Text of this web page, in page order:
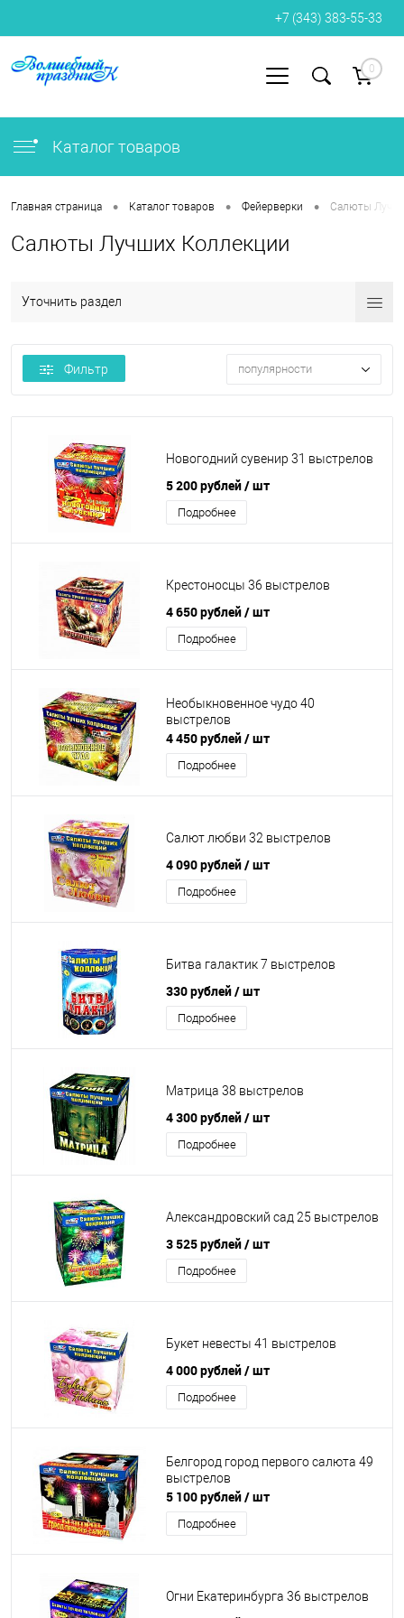
+7 (343) 383-55-33
0
Каталог товаров
Главная страница • Каталог товаров • Фейерверки • Салюты
Салюты Лучших Коллекции
Уточнить раздел
Фильтр популярности
Новогодний сувенир 31 выстрелов
5 200 рублей/ шт
Подробнее
Крестоносцы 36 выстрелов
4 650 рублей/ шт
Подробнее
Необыкновенное чудо 40
выстрелов
4 450 рублей/ шт
Подробнее
Салют любви 32 выстрелов
4 090 рублей/ шт
Подробнее
Битва галактик 7 выстрелов
330 рублей/ шт
Подробнее
Матрица 38 выстрелов
4 300 рублей/ шт
Подробнее
Александровский сад 25 выстрелов
3 525 рублей/ шт
Подробнее
Букет невесты 41 выстрелов
4 000 рублей/ шт
Подробнее
Белгород город первого салюта 49
выстрелов
5 100 рублей/ шт
Подробнее
Огни Екатеринбурга 36 выстрелов